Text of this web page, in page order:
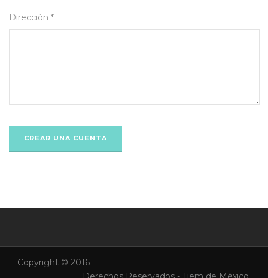
Dirección *
Copyright © 2016